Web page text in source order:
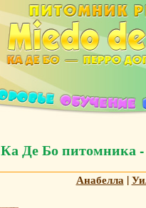
Ка Де Бо питомника
Анабелла|